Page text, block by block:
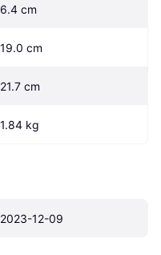
6.4 cm
19.0 cm
21.7 cm
1.84 kg
2023-12-09